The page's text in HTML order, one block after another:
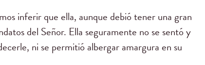
inferir que ella, aunque debió tener una gran
del Señor. Ella seguramente no se sentó y
ni se permitió albergar amargura en su